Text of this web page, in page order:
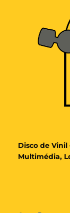
Disco de
Multimédia,